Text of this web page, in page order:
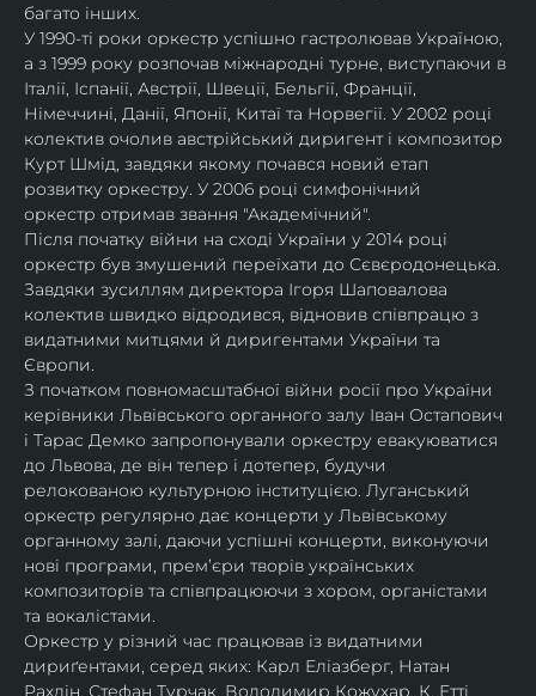
багато інших.
У 1990-ті роки оркестр успішно гастролював Україною,
а з 1999 року розпочав міжнародні турне, виступаючи в
Італії, Іспанії, Австрії, Швеції, Бельгії, Франції,
Німеччині, Данії, Японії, Китаї та Норвегії. У 2002 році
колектив очолив австрійський диригент і композитор
Курт Шмід, завдяки якому почався новий етап
розвитку оркестру. У 2006 році симфонічний
оркестр отримав звання "Академічний".
Після початку війни на сході України у 2014 році
оркестр був змушений переїхати до Сєвєродонецька.
Завдяки зусиллям директора Ігоря Шаповалова
колектив швидко відродився, відновив співпрацю з
видатними митцями й диригентами України та
Європи.
З початком повномасштабної війни росії про України
керівники Львівського органного залу Іван Остапович
і Тарас Демко запропонували оркестру евакуюватися
до Львова, де він тепер і дотепер, будучи
релокованою культурною інституцією. Луганський
оркестр регулярно дає концерти у Львівському
органному залі, даючи успішні концерти, виконуючи
нові програми, прем’єри творів українських
композиторів та співпрацюючи з хором, органістами
та вокалістами.
Оркестр у різний час працював із видатними
дириґентами, серед яких: Карл Еліазберг, Натан
Рахлін, Стефан Турчак, Володимир Кожухар, К. Етті